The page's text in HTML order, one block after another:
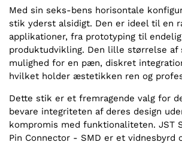
Med sin seks-bens horisontale
stik yderst alsidigt. Den er ideel til en
applikationer, fra prototyping til endelig
produktudvikling. Den lille størrelse af
mulighed for en pæn, diskret
hvilket holder æstetikken ren og
Dette stik er et fremragende valg for
bevare integriteten af deres design
kompromis med funktionaliteten. JST
Pin Connector - SMD er et vidnesbyrd